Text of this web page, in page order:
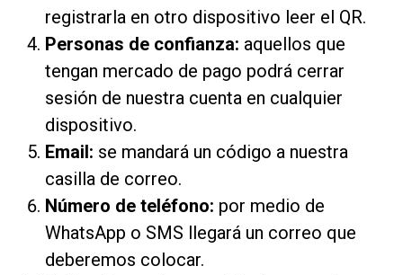
registrarla en otro dispositivo leer el QR.
Personas de confianza: aquellos que
tengan mercado de pago podrá cerrar
sesión de nuestra cuenta en cualquier
dispositivo.
Email: se mandará un código a nuestra
casilla de correo.
Número de teléfono: por medio de
WhatsApp o SMS llegará un correo que
deberemos colocar.